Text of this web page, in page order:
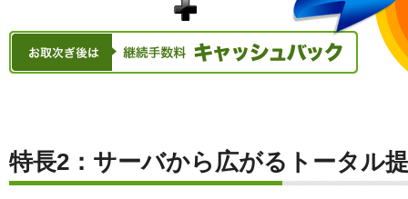
特長2：サーバから広がるトータル